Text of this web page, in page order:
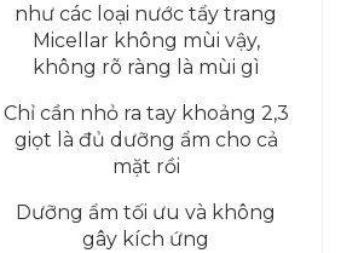
như các loại nước tẩy trang
Micellar không mùi vậy,
không rõ ràng là mùi gì
Chỉ cần nhỏ ra tay khoảng 2,3
giọt là đủ dưỡng ẩm cho cả
mặt rồi
Dưỡng ẩm tối ưu và không
gây kích ứng